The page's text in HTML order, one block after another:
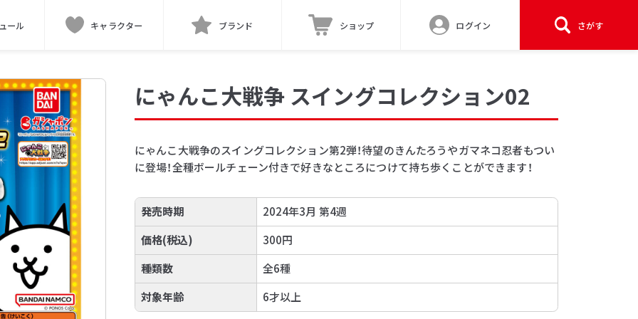
ール キャラクター ブランド ショップ ログイン さがす
にゃんこ大戦争 スイングコレクション02
にゃんこ大戦争のスイングコレクション第2弾！待望のきんたろうやガマネコ忍者もつい
に登場！全種ボールチェーン付きで好きなところにつけて持ち歩くことができます！
発売時期
2024年3月 第4週
価格(税込)
300円
種類数
全6種
対象年齢
6才以上